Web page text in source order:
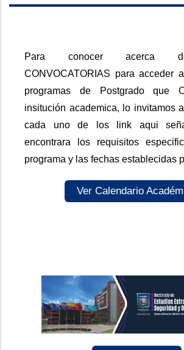
Para conocer acerca
CONVOCATORIAS para acceder
programas de Postgrado que
insitución academica, lo invitamos
cada uno de los link aqui
encontrara los requisitos
programa y las fechas establecidas
Ver Calendario